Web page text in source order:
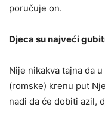
poručuje on.
Djeca su najveći
Nije nikakva tajna da
(romske) krenu put
nadi da će dobiti azil,